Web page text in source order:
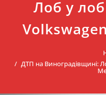
Лоб у лоб
ДТП на Виноградівщині: